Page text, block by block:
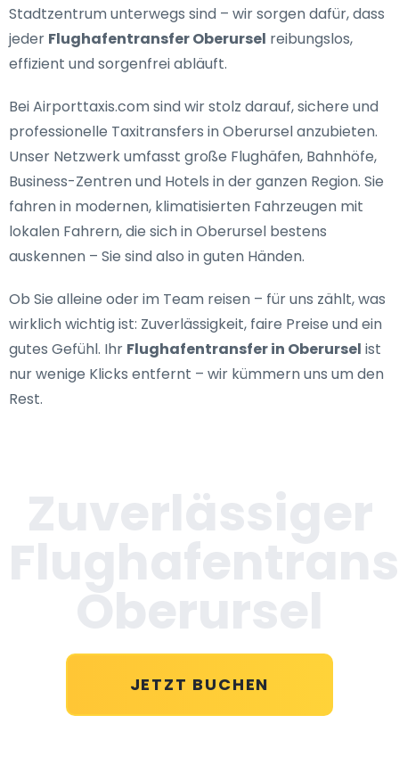
Stadtzentrum unterwegs sind – wir sorgen dafür, dass
jeder Flughafentransfer Oberursel reibungslos,
effizient und sorgenfrei abläuft.
Bei Airporttaxis.com sind wir stolz darauf,sichere und
professionelle Taxitransfers in Oberurselanzubieten.
Unser Netzwerk umfasst große Flughäfen, Bahnhöfe,
Business-Zentren und Hotels in der ganzen Region. Sie
fahren in modernen, klimatisierten Fahrzeugen mit
lokalen Fahrern, die sich in Oberursel bestens
auskennen – Sie sind also in guten Händen.
Ob Sie alleine oder im Team reisen – für uns zählt, was
wirklich wichtig ist: Zuverlässigkeit, faire Preise und ein
gutes Gefühl. Ihr Flughafentransfer in Oberursel ist
nur wenige Klicks entfernt – wir kümmern uns um den
Rest.
JETZT BUCHEN